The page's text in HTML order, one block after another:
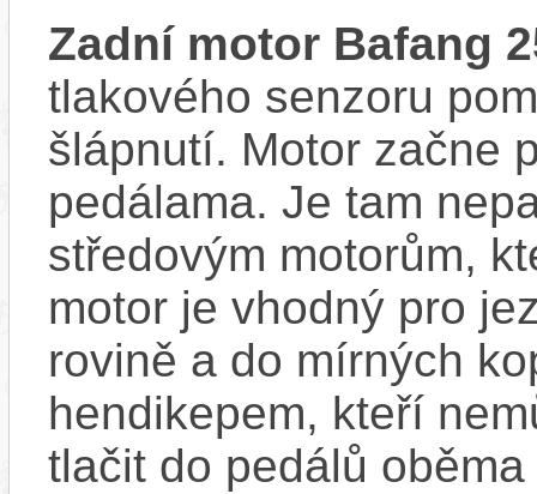
Zadní motor Bafang
tlakového senzoru
šlápnutí. Motor začne
pedálama. Je tam
středovým motorům,
motor je vhodný pro
rovině a do mírných
hendikepem, kteří
tlačit do pedálů